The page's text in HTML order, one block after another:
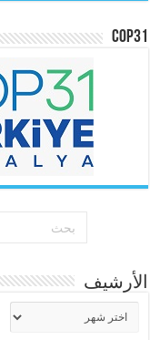
COP31
الأرشيف